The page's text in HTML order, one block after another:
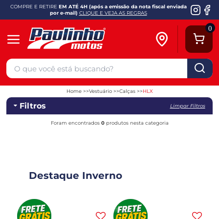
COMPRE E RETIRE EM ATÉ 4H (após a emissão da nota fiscal enviada
por e-mail) CLIQUE E VEJA AS REGRAS
0
Home Vestuário Calças HLX
Filtros Limpar Filtros
Foram encontrados 0produtos nesta categoria
Destaque Inverno